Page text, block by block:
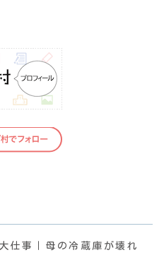
仕事｜母の冷蔵庫が壊れ